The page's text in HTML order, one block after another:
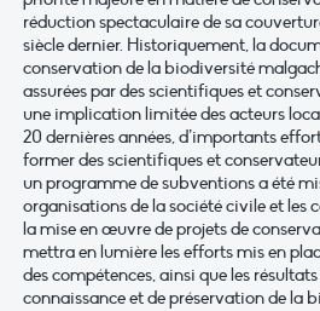
réduction spectaculaire de sa
siècle dernier. Historiquement, la
conservation de la biodiversité
assurées par des scientifiques et
une implication limitée des acteurs
20 dernières années, d’importants
former des scientifiques et
un programme de subventions a été
organisations de la société civile et les
la mise en œuvre de projets de
mettra en lumière les efforts mis en
des compétences, ainsi que les
connaissance et de préservation de la